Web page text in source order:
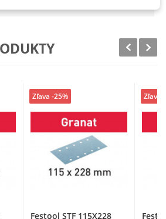
Festool STF 115X228
Zľava -25% Zľava